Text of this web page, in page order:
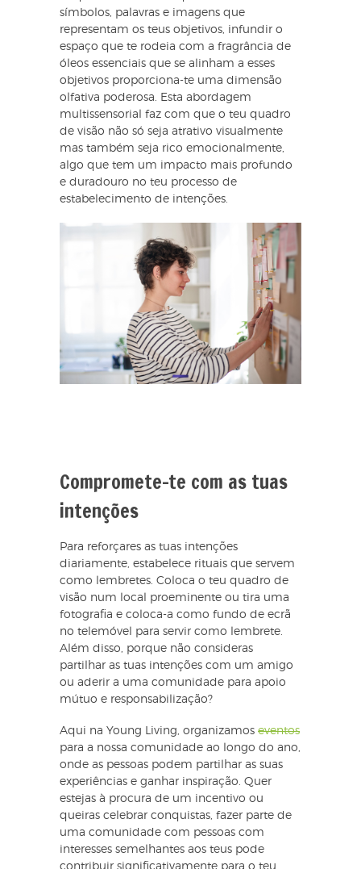
símbolos, palavras e imagens que
representam os teus objetivos, infundir o
espaço que te rodeia com a fragrância de
óleos essenciais que se alinham a esses
objetivos proporciona-te uma dimensão
olfativa poderosa. Esta abordagem
multissensorial faz com que o teu quadro
de visão não só seja atrativo visualmente
mas também seja rico emocionalmente,
algo que tem um impacto mais profundo
e duradouro no teu processo de
estabelecimento de intenções.
Compromete-te com as tuas
intenções
Para reforçares as tuas intenções
diariamente, estabelece rituais que servem
como lembretes. Coloca o teu quadro de
visão num local proeminente ou tira uma
fotografia e coloca-a como fundo de ecrã
no telemóvel para servir como lembrete.
Além disso, porque não consideras
partilhar as tuas intenções com um amigo
ou aderir a uma comunidade para apoio
mútuo e responsabilização?
Aqui na Young Living, organizamos eventos
para a nossa comunidade ao longo do ano,
onde as pessoas podem partilhar as suas
experiências e ganhar inspiração. Quer
estejas à procura de um incentivo ou
queiras celebrar conquistas, fazer parte de
uma comunidade com pessoas com
interesses semelhantes aos teus pode